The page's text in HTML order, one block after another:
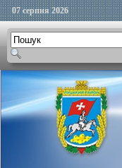
07 серпня 2026